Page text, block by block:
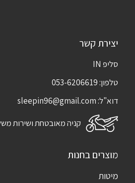
יצירת קשר
סליפ IN
טלפון:053-6206619
דוא"ל:sleepin96@gmail.com
קניה מאובטחת ושירות
מוצרים בחנות
מיטות